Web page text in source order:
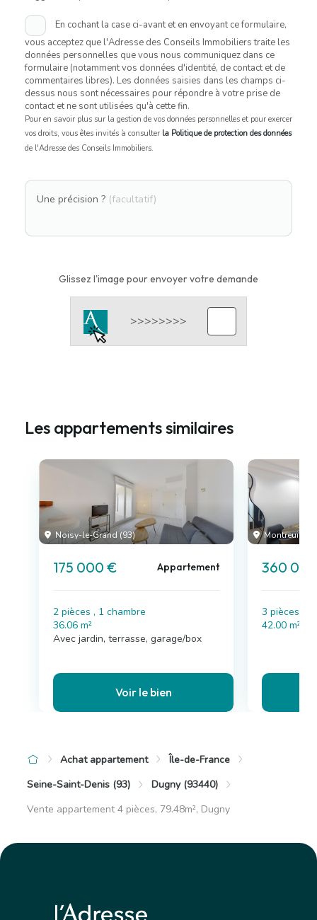
En cochant la case ci-avant et en envoyant ce formulaire,
vous acceptez que l'Adresse des Conseils Immobiliers traite les
données personnelles que vous nous communiquez dans ce
formulaire (notamment vos données d'identité, de contact et de
commentaires libres). Les données saisies dans les champs ci-
dessus nous sont nécessaires pour répondre à votre prise de
contact et ne sont utilisées qu'à cette fin.
Pour en savoir plus sur la gestion de vos données personnelles et pour exercer
vos droits, vous êtes invités à consulter la Politique de protection des données
de l'Adresse des Conseils Immobiliers.
Une précision ? (facultatif)
Glissez l'image pour envoyer votre demande
Les appartements similaires
Noisy-le-Grand (93)
175 000 € Appartement
2 pièces , 1 chambre
36.06 m²
Avec jardin, terrasse, garage/box
Voir le bien
Montreuil
360
3 pièces , 2
42.00 m²
Achat appartement
Île-de-France
Seine-Saint-Denis (93)
Dugny (93440)
Vente appartement 4 pièces, 79.48m², Dugny